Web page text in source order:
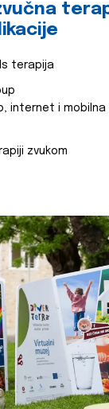
terapija
internet i
zvukom